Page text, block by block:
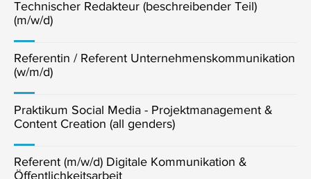
Technischer Redakteur (beschreibender Teil)
(m/w/d)
Referentin / Referent Unternehmenskommunikation
(w/m/d)
Praktikum Social Media - Projektmanagement &
Content Creation (all genders)
Referent (m/w/d) Digitale Kommunikation &
Öffentlichkeitsarbeit